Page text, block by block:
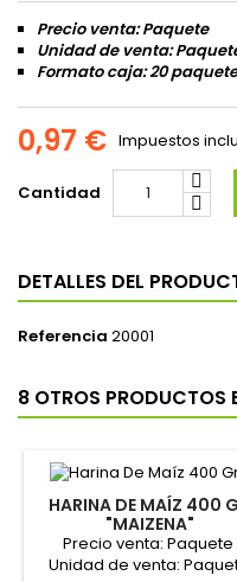
Precio venta: Paquete
Unidad de venta:
Formato caja: 20
0,97 € Impuestos
Cantidad
DETALLES DEL
Referencia 20001
8 OTROS PRODUCTOS
HARINA DE MAÍZ 400
"MAIZENA"
Precio venta: Paquete
Unidad de venta: